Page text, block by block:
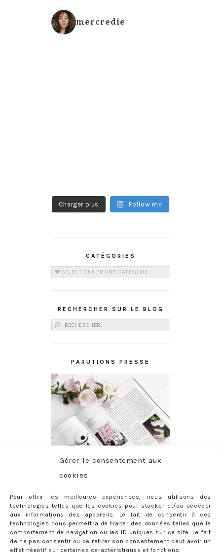
Gérer le consentement aux
cookies
Pour offrir les meilleures expériences, nous utilisons des
technologies telles que les cookies pour stocker et/ou accéder
aux informations des appareils. Le fait de consentir à ces
technologies nous permettra de traiter des données telles que le
comportement de navigation ou les ID uniques sur ce site. Le fait
de ne pas consentir ou de retirer son consentement peut avoir un
effet négatif sur certaines caractéristiques et fonctions.
mercredie
Charger plus Follow me
CATÉGORIES
Catégories
RECHERCHER SUR LE BLOG
Rechercher :
PARUTIONS PRESSE